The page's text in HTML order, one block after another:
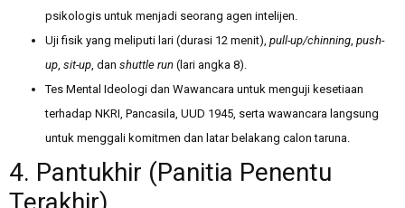
psikologis untuk menjadi seorang agen intelijen.
Uji fisik yang meliputi lari (durasi 12 menit), pull-up/chinning, push-
up, sit-up, dan shuttle run (lari angka 8).
Tes Mental Ideologi dan Wawancara untuk menguji kesetiaan
terhadap NKRI, Pancasila, UUD 1945, serta wawancara langsung
untuk menggali komitmen dan latar belakang calon taruna.
4. Pantukhir (Panitia Penentu